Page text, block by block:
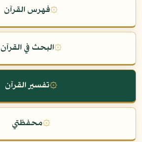
۞فهرس القرآن
۞البحث في القرآن
۞تفسير القرآن
۞محفظتي